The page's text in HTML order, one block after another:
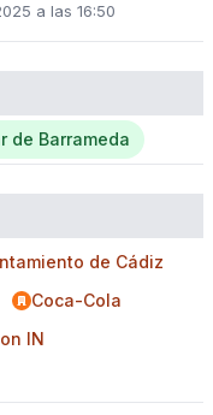
a las 16:50
de Barrameda
de Cádiz
Coca-Cola
IN